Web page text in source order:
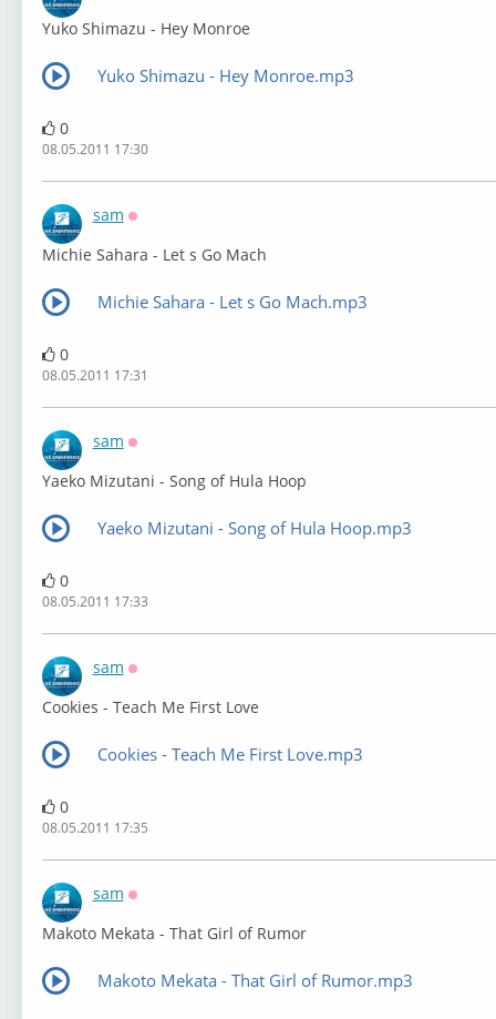
Yuko Shimazu - Hey Monroe
Yuko Shimazu - Hey Monroe.mp3
0
08.05.2011 17:30
sam
Michie Sahara - Let s Go Mach
Michie Sahara - Let s Go Mach.mp3
0
08.05.2011 17:31
sam
Yaeko Mizutani - Song of Hula Hoop
Yaeko Mizutani - Song of Hula Hoop.mp3
0
08.05.2011 17:33
sam
Cookies - Teach Me First Love
Cookies - Teach Me First Love.mp3
0
08.05.2011 17:35
sam
Makoto Mekata - That Girl of Rumor
Makoto Mekata - That Girl of Rumor.mp3